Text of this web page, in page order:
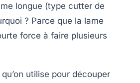
longue (type cutter de
? Parce que la lame
force à faire plusieurs
utilise pour découper